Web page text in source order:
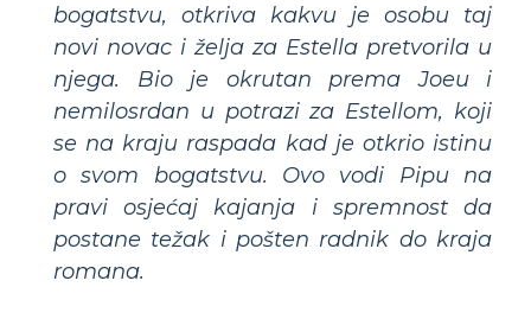
bogatstvu, otkriva kakvu je osobu taj
novi novac i želja za Estella pretvorila u
njega. Bio je okrutan prema Joeu i
nemilosrdan u potrazi za Estellom, koji
se na kraju raspada kad je otkrio istinu
o svom bogatstvu. Ovo vodi Pipu na
pravi osjećaj kajanja i spremnost da
postane težak i pošten radnik do kraja
romana.